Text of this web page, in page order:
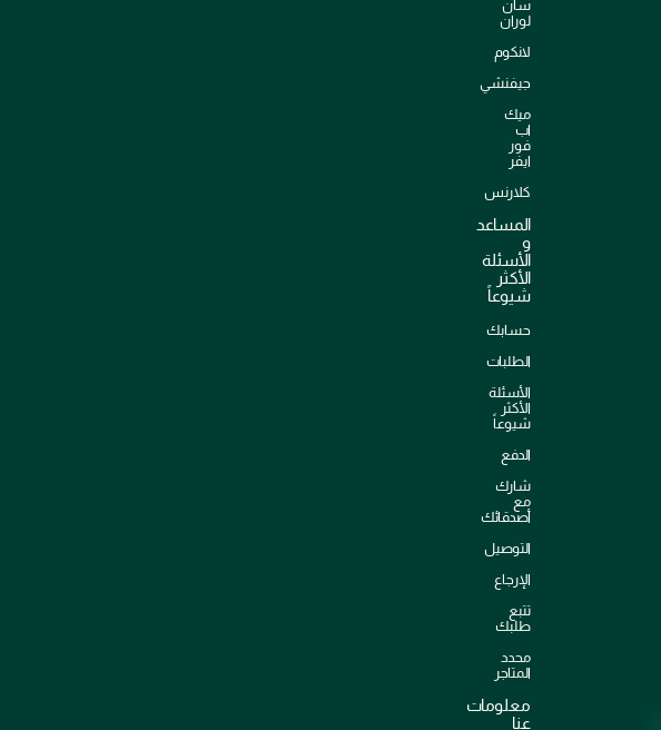
سان
لوران
لانكوم
جيفنشي
ميك
اب
فور
ايفر
كلارنس
المساعد
و
الأسئلة
الأكثر
شيوعاً
حسابك
الطلبات
الأسئلة
الأكثر
شيوعاً
الدفع
شارك
مع
أصدقائك
التوصيل
الإرجاع
تتبع
طلبك
محدد
المتاجر
معلومات
عنا